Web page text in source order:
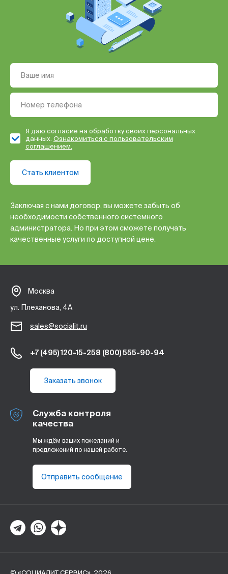
Я даю согласие на обработку своих персональных
данных. Ознакомиться с пользовательским
соглашением.
Стать клиентом
Заключая с нами договор, вы можете забыть об
необходимости собственного системного
администратора. Но при этом сможете получать
качественные услуги по доступной цене.
Москва
ул. Плеханова, 4А
sales@socialit.ru
+7 (495) 120-15-258 (800) 555-90-94
Заказать звонок
Служба контроля
качества
Мы ждём ваших пожеланий и
предложений по нашей работе.
Отправить сообщение